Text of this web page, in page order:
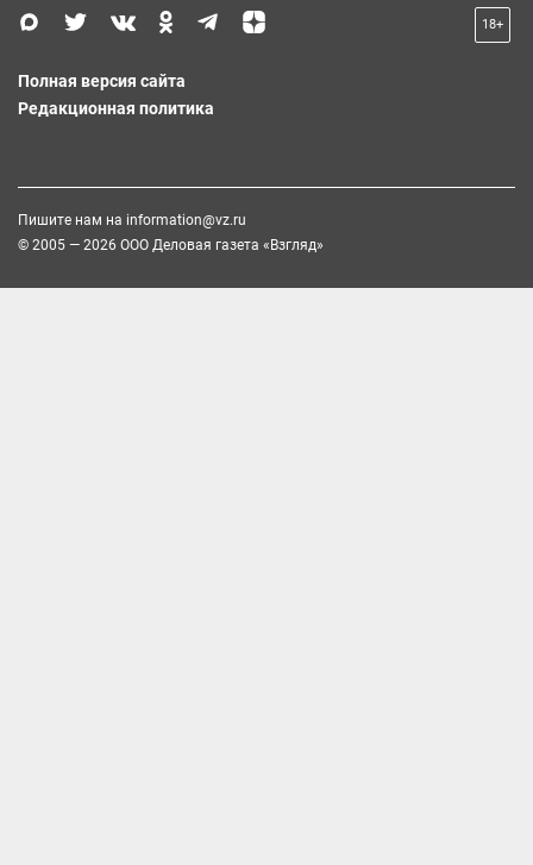
18+
Полная версия сайта
Редакционная политика
Пишите нам на information@vz.ru
© 2005 — 2026 ООО Деловая газета «Взгляд»